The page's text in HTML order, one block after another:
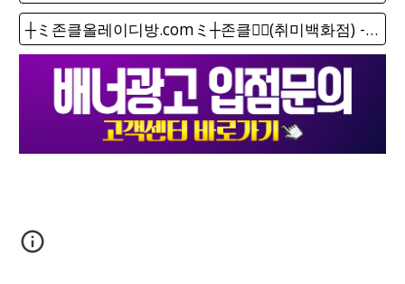
┼ミ존클올레이디방.comミ┼존클❤️‍🔥(취미백화점) - 단톡방